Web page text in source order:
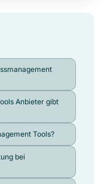
Anbieter gibt
Tools?
bei